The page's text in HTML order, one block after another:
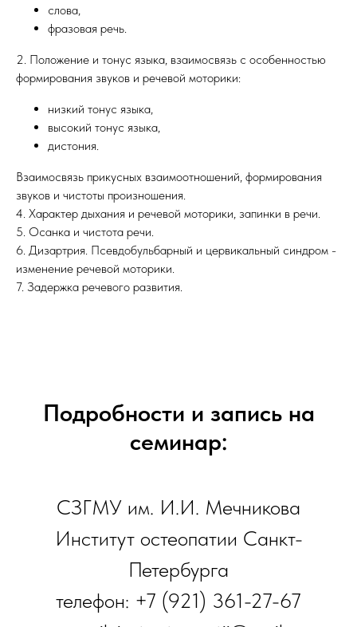
слова,
фразовая речь.
2. Положение и тонус языка, взаимосвязь с особенностью
формирования звуков и речевой моторики:
низкий тонус языка,
высокий тонус языка,
дистония.
Взаимосвязь прикусных взаимоотношений, формирования
звуков и чистоты произношения.
4. Характер дыхания и речевой моторики, запинки в речи.
5. Осанка и чистота речи.
6. Дизартрия. Псевдобульбарный и цервикальный синдром -
изменение речевой моторики.
7. Задержка речевого развития.
Подробности и запись на
семинар:
СЗГМУ им. И.И. Мечникова
Институт остеопатии Санкт-
Петербурга
телефон: +7 (921) 361-27-67